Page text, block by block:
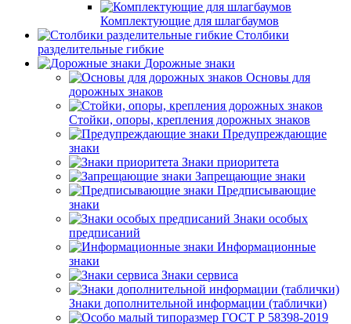
Комплектующие для шлагбаумов
Столбики
разделительные гибкие
Дорожные знаки
Основы для
дорожных знаков
Стойки, опоры, крепления дорожных знаков
Предупреждающие
знаки
Знаки приоритета
Запрещающие знаки
Предписывающие
знаки
Знаки особых
предписаний
Информационные
знаки
Знаки сервиса
Знаки дополнительной информации (таблички)